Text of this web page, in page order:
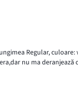
Regular,culoare:
nu ma deranjează